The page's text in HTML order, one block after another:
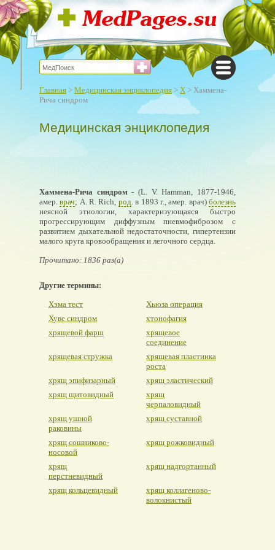
Главная > Медицинская энциклопедия > Х > Хаммена-
Рича синдром
Медицинская энциклопедия
Хаммена-Рича синдром- (L. V. Hamman, 1877-1946,
амер.врач; A. R. Rich, род. в 1893 г., амер. врач)болезнь
неясной этиологии, характеризующаяся быстро
прогрессирующим диффузным пневмофиброзом с
развитием дыхательной недостаточности, гипертензии
малого круга кровообращения и легочного сердца.
Прочитано: 1836 раз(а)
Другие термины:
Хэма тест
Хьюза операция
Хуве синдром
хтонофагия
хрящевой фарш
хрящевое
соединение
хрящевая стружка
хрящевая пластинка
роста
хрящ эпифизарный
хрящ эластический
хрящ щитовидный
хрящ
черпаловидный
хрящ ушной
раковины
хрящ суставной
хрящ сошниково-
носовой
хрящ рожковидный
хрящ
перстневидный
хрящ надгортанный
хрящ кольцевидный
хрящ коллагеново-
волокнистый